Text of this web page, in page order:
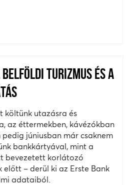
TURIZMUS ÉS A
költünk utazásra és
az éttermekben, kávézókban
júniusban már csaknem
bankkártyával, mint a
bevezetett korlátozó
előtt – derül ki az Erste Bank
adataiból.